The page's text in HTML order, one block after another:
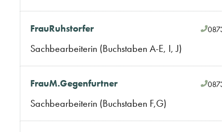
FrauRuhstorfer
Sachbearbeiterin (Buchstaben A-E, I, J)
FrauM.Gegenfurtner
Sachbearbeiterin (Buchstaben F,G)